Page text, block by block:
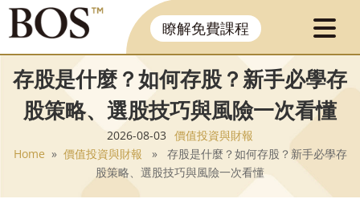
瞭解免費課程
存股是什麼？如何存股？新手必學存
股策略、選股技巧與風險一次看懂
2026-08-03 價值投資與財報
Home » 價值投資與財報 » 存股是什麼？如何存股？新手必學存
股策略、選股技巧與風險一次看懂